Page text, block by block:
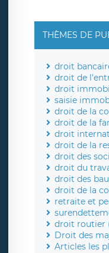
THÈMES DE
droit
droit de
droit
saisie
droit de la
droit de la
droit
droit de la
droit des
droit du
droit des
droit de la
retraite et
droit routier
Droit des
Articles les